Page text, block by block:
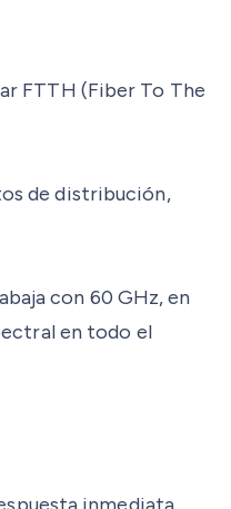
FTTH (Fiber To The
de distribución,
con 60 GHz, en
en todo el